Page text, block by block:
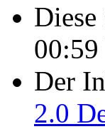
00:59
Der
2.0